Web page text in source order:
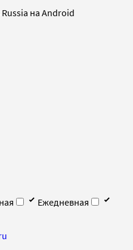
на Android
Ежедневная